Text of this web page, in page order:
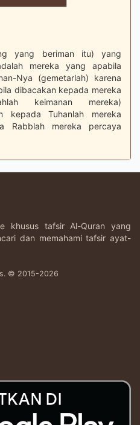
yang beriman itu) yang
mereka yang apabila
Nya (gemetarlah) karena
dibacakan kepada mereka
keimanan mereka)
kepada Tuhanlah mereka
Rabblah mereka percaya
khusus tafsir Al-Quran yang
dan memahami tafsir ayat-
© 2015-2026